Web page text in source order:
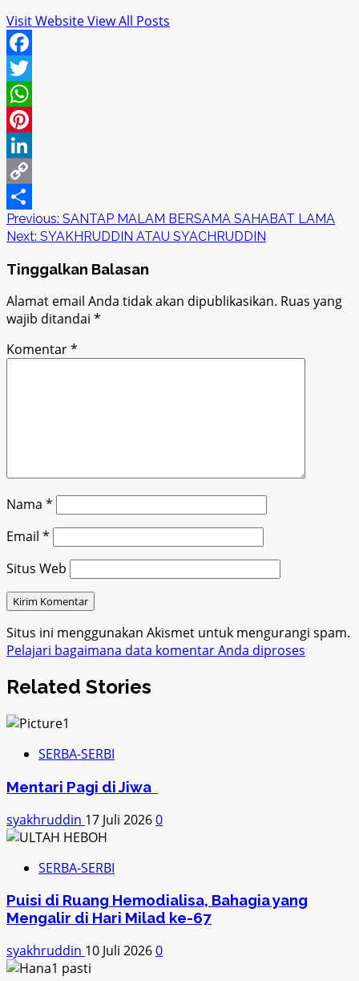
Visit WebsiteView All Posts
Facebook
Twitter
WhatsApp
Pinterest
LinkedIn
Copy
Link
Share
Post
navigation
Previous: SANTAP MALAM BERSAMA SAHABAT LAMA
Next: SYAKHRUDDIN ATAU SYACHRUDDIN
Tinggalkan Balasan
Alamat email Anda tidak akan dipublikasikan. Ruas yang
wajib ditandai *
Komentar*
Nama *
Email *
Situs Web
Situs ini menggunakan Akismet untuk mengurangi spam.
Pelajari bagaimana data komentar Anda diproses
Related Stories
SERBA-SERBI
Mentari Pagi di Jiwa
syakhruddin 17 Juli 20260
SERBA-SERBI
Puisi di Ruang Hemodialisa, Bahagia yang
Mengalir di Hari Milad ke-67
syakhruddin 10 Juli 20260